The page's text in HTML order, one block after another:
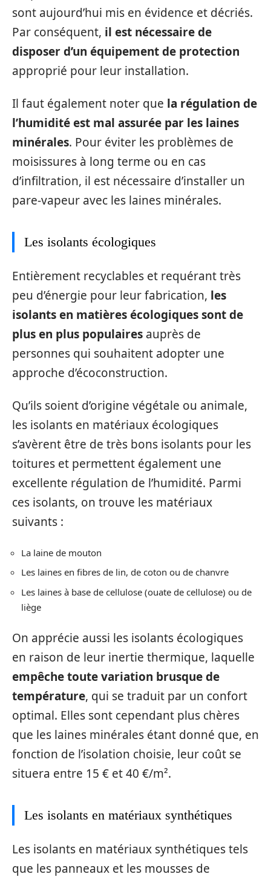
sont aujourd’hui mis en évidence et décriés.
Par conséquent, il est nécessaire de
disposer d’un équipement de protection
approprié pour leur installation.
Il faut également noter que la régulation de
l’humidité est mal assurée par les laines
minérales. Pour éviter les problèmes de
moisissures à long terme ou en cas
d’infiltration, il est nécessaire d’installer un
pare-vapeur avec les laines minérales.
Les isolants écologiques
Entièrement recyclables et requérant très
peu d’énergie pour leur fabrication, les
isolants en matières écologiques sont de
plus en plus populaires auprès de
personnes qui souhaitent adopter une
approche d’écoconstruction.
Qu’ils soient d’origine végétale ou animale,
les isolants en matériaux écologiques
s’avèrent être de très bons isolants pour les
toitures et permettent également une
excellente régulation de l’humidité. Parmi
ces isolants, on trouve les matériaux
suivants :
La laine de mouton
Les laines en fibres de lin, de coton ou de chanvre
Les laines à base de cellulose (ouate de cellulose) ou de
liège
On apprécie aussi les isolants écologiques
en raison de leur inertie thermique, laquelle
empêche toute variation brusque de
température, qui se traduit par un confort
optimal. Elles sont cependant plus chères
que les laines minérales étant donné que, en
fonction de l’isolation choisie, leur coût se
situera entre 15 € et 40 €/m².
Les isolants en matériaux synthétiques
Les isolants en matériaux synthétiques tels
que les panneaux et les mousses de